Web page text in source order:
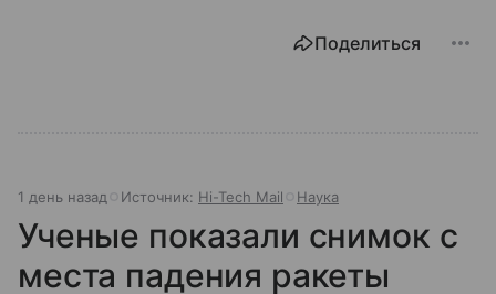
Поделиться
1 день назад Источник: Hi-Tech Mail Наука
Ученые показали снимок с
места падения ракеты